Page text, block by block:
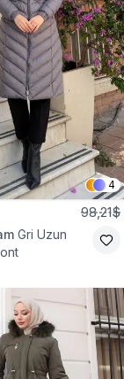
4
98,21$
Gri Uzun